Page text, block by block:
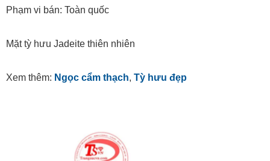
Phạm vi bán: Toàn quốc
Mặt tỳ hưu Jadeite thiên nhiên
Xem thêm: Ngọc cẩm thạch, Tỳ hưu đẹp